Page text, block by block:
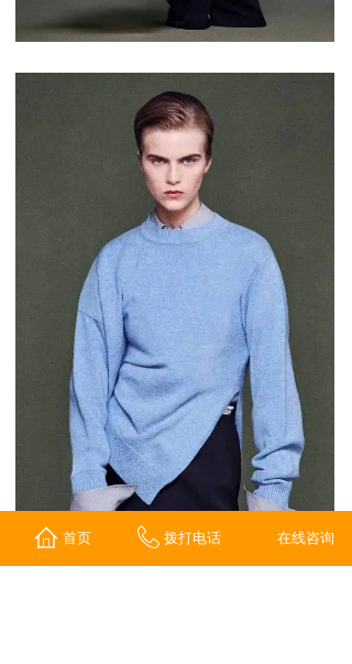
首页 拨打电话 在线咨询